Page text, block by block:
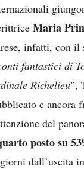
Maria
infatti, con il
fantastici di
Richelieu”,
e ancora
del
posto su
dall’uscita